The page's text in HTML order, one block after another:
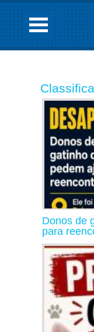
Donos de
para